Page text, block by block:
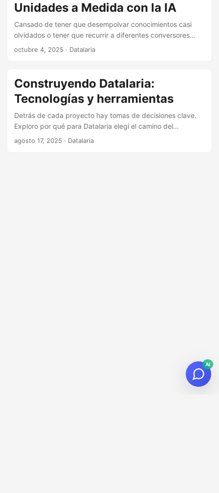
Unidades a Medida con la IA
Cansado de tener que desempolvar conocimientos casi
olvidados o tener que recurrir a diferentes conversores
online genéricos, decidí crear un conversor propio con la
hasta la radiofrecuencia.
octubre 4, 2025 · Datalaria
Construyendo Datalaria:
Tecnologías y herramientas
Detrás de cada proyecto hay tomas de decisiones clave.
Exploro por qué para Datalaria elegí el camino del
Jamstack con Hugo, priorizando aprendizaje y rendimiento
agosto 17, 2025 · Datalaria
AI